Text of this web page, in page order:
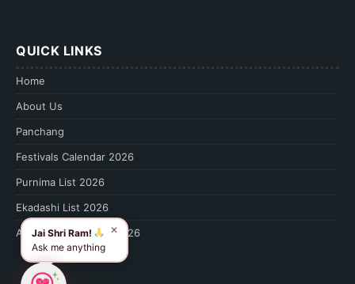
QUICK LINKS
Home
About Us
Panchang
Festivals Calendar 2026
Purnima List 2026
Ekadashi List 2026
Amavasya Calendar 2026
Jai Shri Ram!
Ask me anything
✕